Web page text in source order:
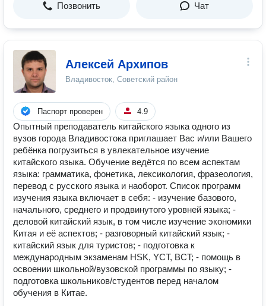
Позвонить Чат
Алексей Архипов
Владивосток, Советский район
Паспорт проверен 4.9
Опытный преподаватель китайского языка одного из
вузов города Владивостока приглашает Вас и/или Вашего
ребёнка погрузиться в увлекательное изучение
китайского языка. Обучение ведётся по всем аспектам
языка: грамматика, фонетика, лексикология, фразеология,
перевод с русского языка и наоборот. Список программ
изучения языка включает в себя: - изучение базового,
начального, среднего и продвинутого уровней языка; -
деловой китайский язык, в том числе изучение экономики
Китая и её аспектов; - разговорный китайский язык; -
китайский язык для туристов; - подготовка к
международным экзаменам HSK, YСТ, BCT; - помощь в
освоении школьной/вузовской программы по языку; -
подготовка школьников/студентов перед началом
обучения в Китае.